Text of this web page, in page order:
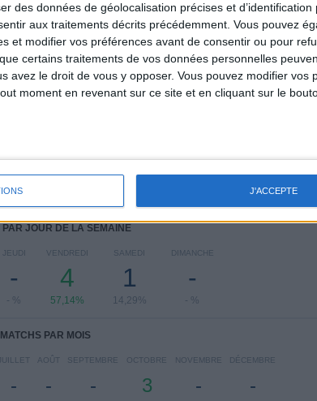
des données de géolocalisation précises et d’identification
aux traitements décrits précédemment. Vous pouvez
et modifier vos préférences avant de consentir ou pour
certains traitements de vos données personnelles
avez le droit de vous y opposer. Vous pouvez modifier vos
moment en revenant sur ce site et en cliquant sur le
J'ACCEPTE
Voir classement complet
Classement des équipes par nombre de matchs à l'extérieur
France
2 (28,57%)
Norvège
1 (14,29%)
Voir classement complet
JOUR DE LA SEMAINE
JEUDI
-
- %
VENDREDI
4
57,14%
SAMEDI
1
14,29%
DIMANCHE
-
- %
PAR MOIS
JUILLET
-
AOÛT
-
SEPTEMBRE
-
OCTOBRE
3
NOVEMBRE
-
DÉCEMBRE
-